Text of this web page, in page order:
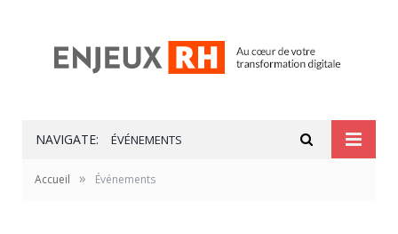
NAVIGATE: ÉVÉNEMENTS
Accueil » Événements